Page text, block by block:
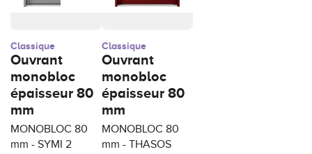
Classique
Ouvrant
monobloc
épaisseur 80
mm
MONOBLOC 80
mm - SYMI 2
Classique
Ouvrant
monobloc
épaisseur 80
mm
MONOBLOC 80
mm - THASOS